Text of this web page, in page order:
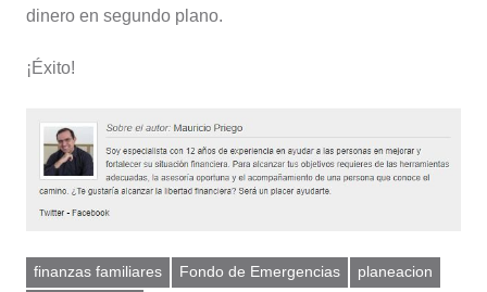
dinero en segundo plano.
¡Éxito!
finanzas familiares Fondo de Emergencias
planeacion